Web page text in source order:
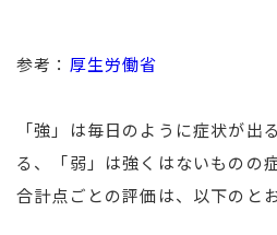
参考： 厚生労働省
「強」は毎日のように症状が出
る、「弱」は強くはないものの
合計点ごとの評価は、以下のと